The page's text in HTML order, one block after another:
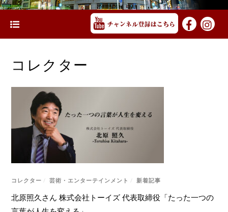
コレクター
コレクター / 芸術・エンターテインメント / 新着記事
北原照久さん 株式会社トーイズ 代表取締役「たった一つの